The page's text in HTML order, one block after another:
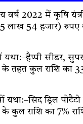
वर्ष 2022 में कृषि
54 हजार) रुपए
सीडर, सुपर
के तहत कुल राशि का
ड्रिल
कुल राशि का 7%